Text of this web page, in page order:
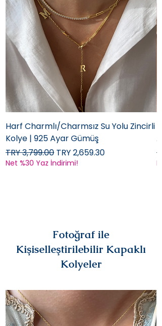
Harf Charmlı/Charmsız Su Yolu Zincirli
Kolye | 925 Ayar Gümüş
Regular Price
TRY 3,799.00 Sale Price
TRY 2,659.30
Net %30 Yaz İndirimi!
Fotoğraf ile
Kişiselleştirilebilir Kapaklı
Kolyeler